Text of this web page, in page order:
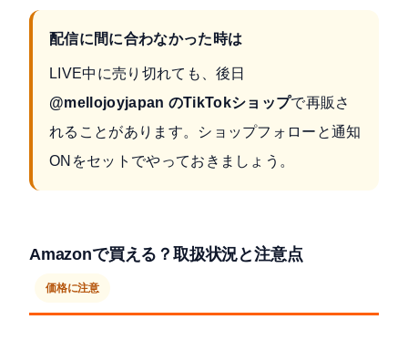
配信に間に合わなかった時は
LIVE中に売り切れても、後日
@mellojoyjapan のTikTokショップで再販さ
れることがあります。ショップフォローと通知
ONをセットでやっておきましょう。
Amazonで買える？取扱状況と注意点
価格に注意